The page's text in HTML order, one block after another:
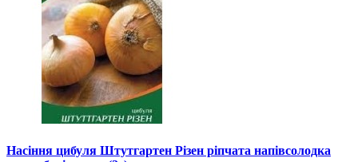
Насіння цибуля Штутгартен Різен ріпчата напівсолодка